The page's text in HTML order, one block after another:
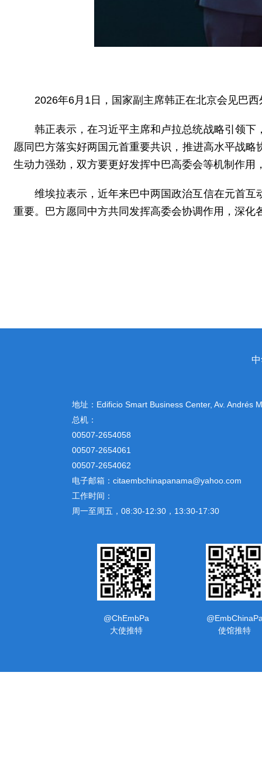
2026年6月1日，国家副主席韩正在北京会见巴
韩正表示，在习近平主席和卢拉总统战略引领
愿同巴方落实好两国元首重要共识，推进高水平战
生动力强劲，双方要更好发挥中巴高委会等机制作
维埃拉表示，近年来巴中两国政治互信在元首
重要。巴方愿同中方共同发挥高委会协调作用，深化
地址： Edificio Smart Business Center, Av. Andrés
总机：
00507-2654058
00507-2654061
00507-2654062
电子邮箱：citaembchinapanama@yahoo.com
工作时间：
周一至周五，08:30-12:30，13:30-17:30
@ChEmbPa
大使推特
使馆推特